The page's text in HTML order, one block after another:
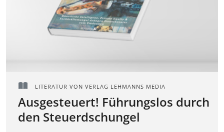
LITERATUR VON VERLAG LEHMANNS MEDIA
Ausgesteuert! Führungslos durch
den Steuerdschungel